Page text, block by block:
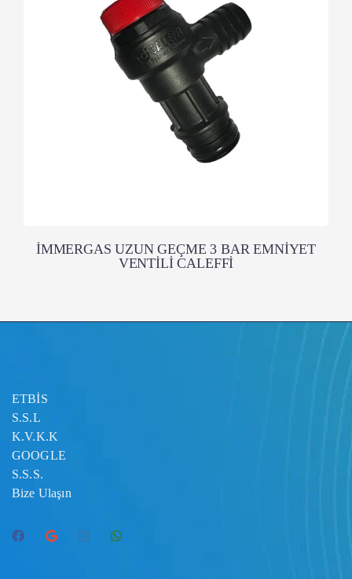
İMMERGAS UZUN GEÇME 3 BAR EMNİYET
VENTİLİ CALEFFİ
ETBİS
S.S.L
K.V.K.K
GOOGLE
S.S.S.
Bize Ulaşın